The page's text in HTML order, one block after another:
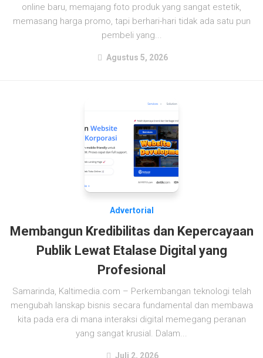
online baru, memajang foto produk yang sangat estetik,
memasang harga promo, tapi berhari-hari tidak ada satu pun
pembeli yang...
Agustus 5, 2026
Advertorial
Membangun Kredibilitas dan Kepercayaan
Publik Lewat Etalase Digital yang
Profesional
Samarinda, Kaltimedia.com – Perkembangan teknologi telah
mengubah lanskap bisnis secara fundamental dan membawa
kita pada era di mana interaksi digital memegang peranan
yang sangat krusial. Dalam...
Juli 2, 2026